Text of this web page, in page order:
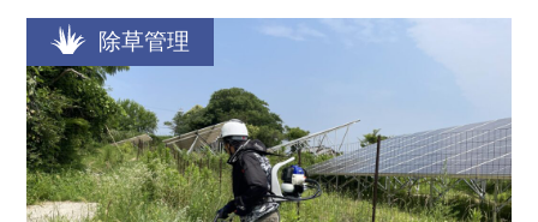
除草管理